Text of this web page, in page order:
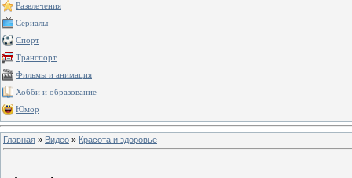
Развлечения
Сериалы
Спорт
Транспорт
Фильмы и анимация
Хобби и образование
Юмор
Главная » Видео » Красота и здоровье